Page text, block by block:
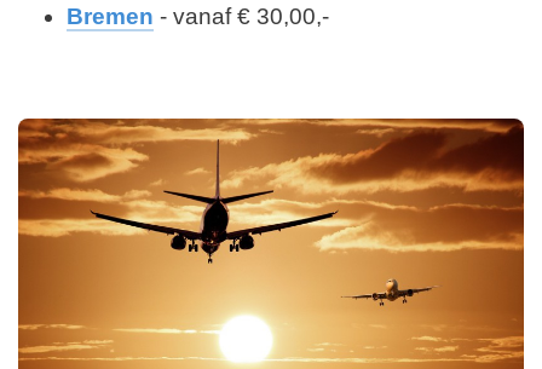
Bremen - vanaf € 30,00,-